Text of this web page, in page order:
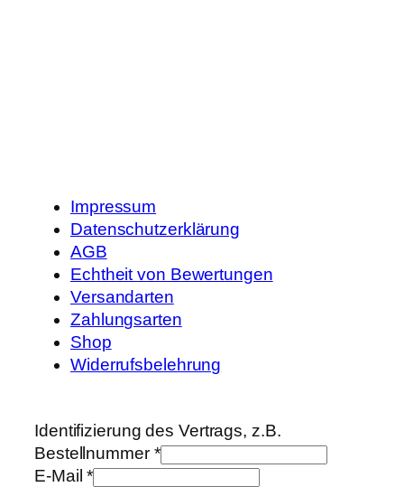
Impressum
Datenschutzerklärung
AGB
Echtheit von Bewertungen
Versandarten
Zahlungsarten
Shop
Widerrufsbelehrung
Identifizierung des Vertrags, z.B.
Bestellnummer *
E-Mail*